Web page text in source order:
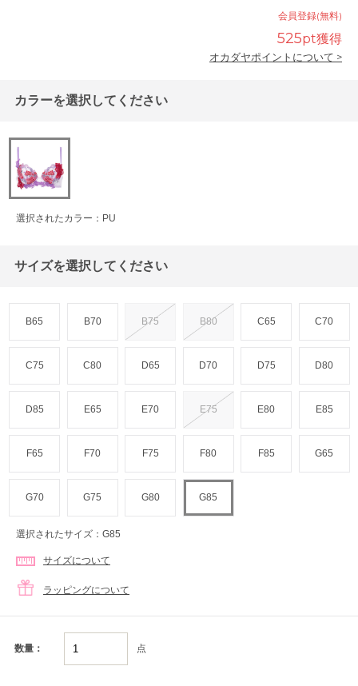
会員登録(無料)
525pt獲得
オカダヤポイントについて >
カラーを選択してください
選択されたカラー：PU
サイズを選択してください
B65 B70 B75 B80 C65 C70
C75 C80 D65 D70 D75 D80
D85 E65 E70 E75 E80 E85
F65 F70 F75 F80 F85 G65
G70 G75 G80 G85
選択されたサイズ：G85
サイズについて
ラッピングについて
数量： 点